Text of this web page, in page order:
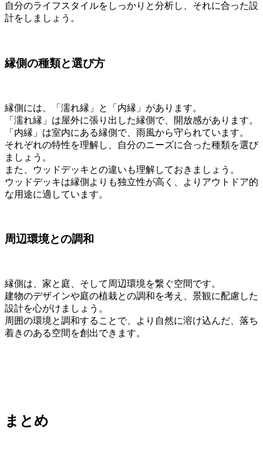
自分のライフスタイルをしっかりと分析し、それに合った設
計をしましょう。
縁側の種類と選び方
縁側には、「濡れ縁」と「内縁」があります。
「濡れ縁」は屋外に張り出した縁側で、開放感があります。
「内縁」は室内にある縁側で、雨風から守られています。
それぞれの特性を理解し、自分のニーズに合った種類を選び
ましょう。
また、ウッドデッキとの違いも理解しておきましょう。
ウッドデッキは縁側よりも独立性が高く、よりアウトドア的
な用途に適しています。
周辺環境との調和
縁側は、家と庭、そして周辺環境を繋ぐ空間です。
建物のデザインや庭の植栽との調和を考え、景観に配慮した
設計を心がけましょう。
周囲の環境と調和することで、より自然に溶け込んだ、落ち
着きのある空間を創出できます。
まとめ